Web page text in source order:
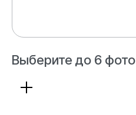
Выберите до 6 фото